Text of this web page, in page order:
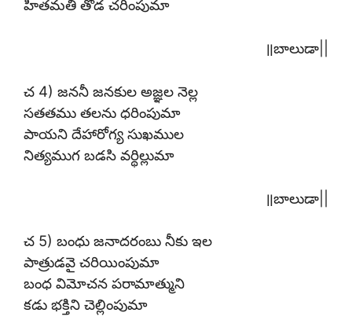
హితమతి తోడ చరింపుమా
॥బాలుడా||
చ 4) జననీ జనకుల అజ్ఞల నెల్ల
సతతము తలను ధరింపుమా
పాయని దేహారోగ్య సుఖముల
నిత్యముగ బడసి వర్థిల్లుమా
॥బాలుడా||
చ 5) బంధు జనాదరంబు నీకు ఇల
పాత్రుడవై చరియింపుమా
బంధ విమోచన పరామాత్ముని
కడు భక్తిని చెల్లింపుమా